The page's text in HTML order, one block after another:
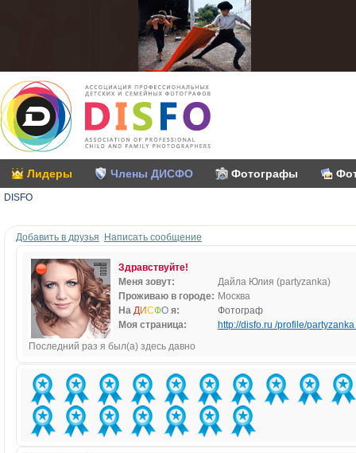
Лидеры Члены ДИСФО Фотографы
DISFO
Добавить в друзья Написать сообщение
Здравствуйте!
Меня зовут:
Дайла Юлия (partyzanka)
Проживаю в городе: Москва
На ДИСФО я:
Фотограф
Моя страница:
http://disfo.ru /profile/partyzanka
Последний раз я был(а) здесь давно